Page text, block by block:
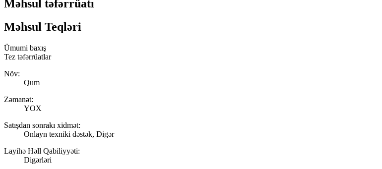
Məhsul təfərrüatı
Məhsul Teqləri
Ümumi baxış
Tez təfərrüatlar
Növ:
Qum
Zəmanət:
YOX
Satışdan sonrakı xidmət:
Onlayn texniki dəstək, Digər
Layihə Həll Qabiliyyəti:
Digərləri